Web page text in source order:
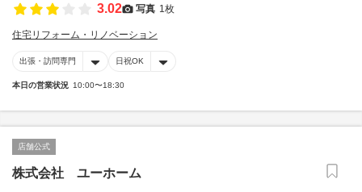
3.02 写真 1枚
住宅リフォーム・リノベーション
出張・訪問専門 日祝OK
本日の営業状況 10:00〜18:30
店舗公式
株式会社 ユーホーム